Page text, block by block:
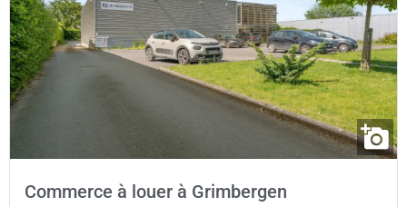
Commerce à louer à Grimbergen